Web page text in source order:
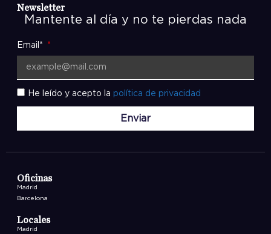
Newsletter
Mantente al día y no te pierdas nada
Email*
He leído y acepto la política de privacidad
Enviar
Oficinas
Madrid
Barcelona
Locales
Madrid